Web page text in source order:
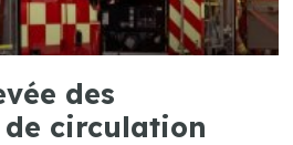
des
circulation